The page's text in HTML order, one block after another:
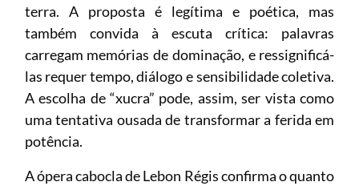
terra. A proposta é legítima e poética, mas
também convida à escuta crítica: palavras
carregam memórias de dominação, e ressignificá-
las requer tempo, diálogo e sensibilidade coletiva.
A escolha de “xucra” pode, assim, ser vista como
uma tentativa ousada de transformar a ferida em
potência.
A ópera cabocla de Lebon Régis confirma o quanto